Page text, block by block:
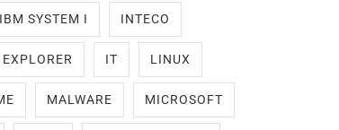
IBM SYSTEM I INTECO
IT LINUX
MALWARE MICROSOFT